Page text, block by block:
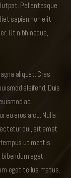
Pellentesque
sapien non elit
Ut nibh neque,
aliquet. Cras
eleifend. Duis
ac.
eu eros arcu. Nulla
dui, sit amet
ut mattis
eget,
eget tellus metus,